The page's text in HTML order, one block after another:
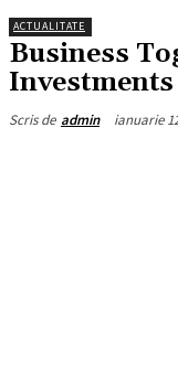
ACTUALITATE
Business
Investments
Scris de admin ianuarie